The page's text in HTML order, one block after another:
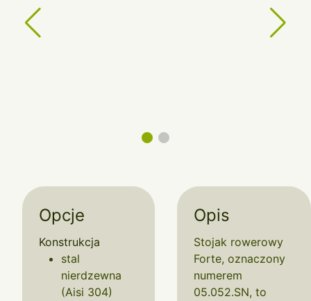
Opcje
Konstrukcja
stal
nierdzewna
(Aisi 304)
Opis
Stojak rowerowy
Forte, oznaczony
numerem
05.052.SN, to